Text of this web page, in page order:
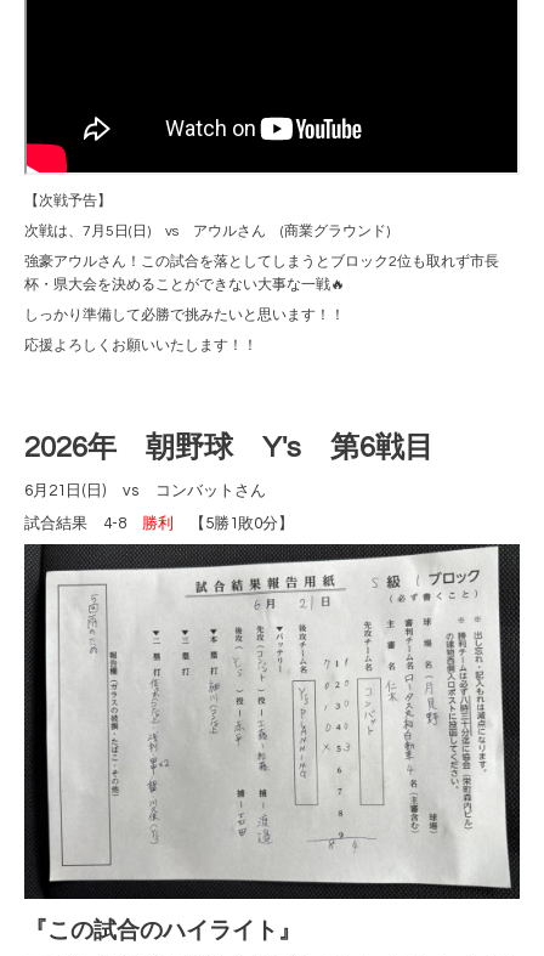
【次戦予告】
次戦は、7月5日(日) vs アウルさん (商業グラウンド)
強豪アウルさん！この試合を落としてしまうとブロック2位も取れず市長
杯・県大会を決めることができない大事な一戦🔥
しっかり準備して必勝で挑みたいと思います！！
応援よろしくお願いいたします！！
2026年 朝野球 Y's 第6戦目
6月21日(日) vs コンバットさん
試合結果 4-8 勝利 【5勝1敗0分】
『この試合のハイライト』